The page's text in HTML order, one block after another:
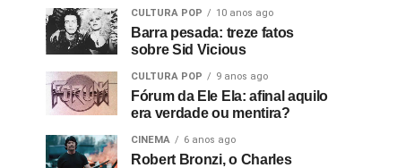
CULTURA POP 10 anos ago
Barra pesada: treze fatos
sobre Sid Vicious
CULTURA POP 9 anos ago
Fórum da Ele Ela: afinal aquilo
era verdade ou mentira?
CINEMA 6 anos ago
Robert Bronzi, o Charles